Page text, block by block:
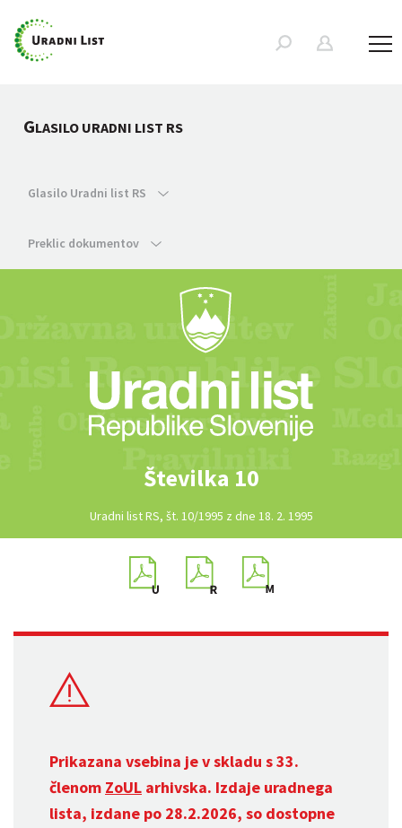
GLASILO URADNI LIST RS
Glasilo Uradni list RS
Preklic dokumentov
Številka 10
Uradni list RS, št. 10/1995 z dne 18. 2. 1995
Prikazana vsebina je v skladu s 33.
členom ZoUL arhivska. Izdaje uradnega
lista, izdane po 28.2.2026, so dostopne